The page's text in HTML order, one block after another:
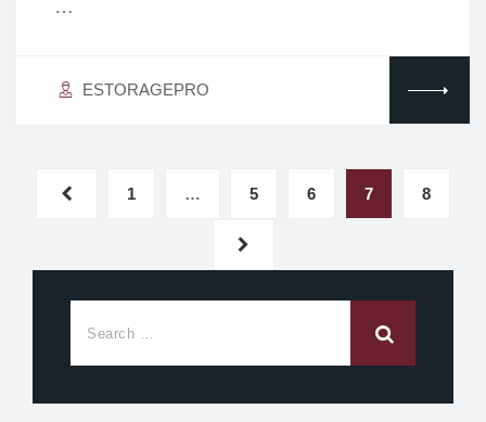
…
ESTORAGEPRO
1 … 5 6 7 8